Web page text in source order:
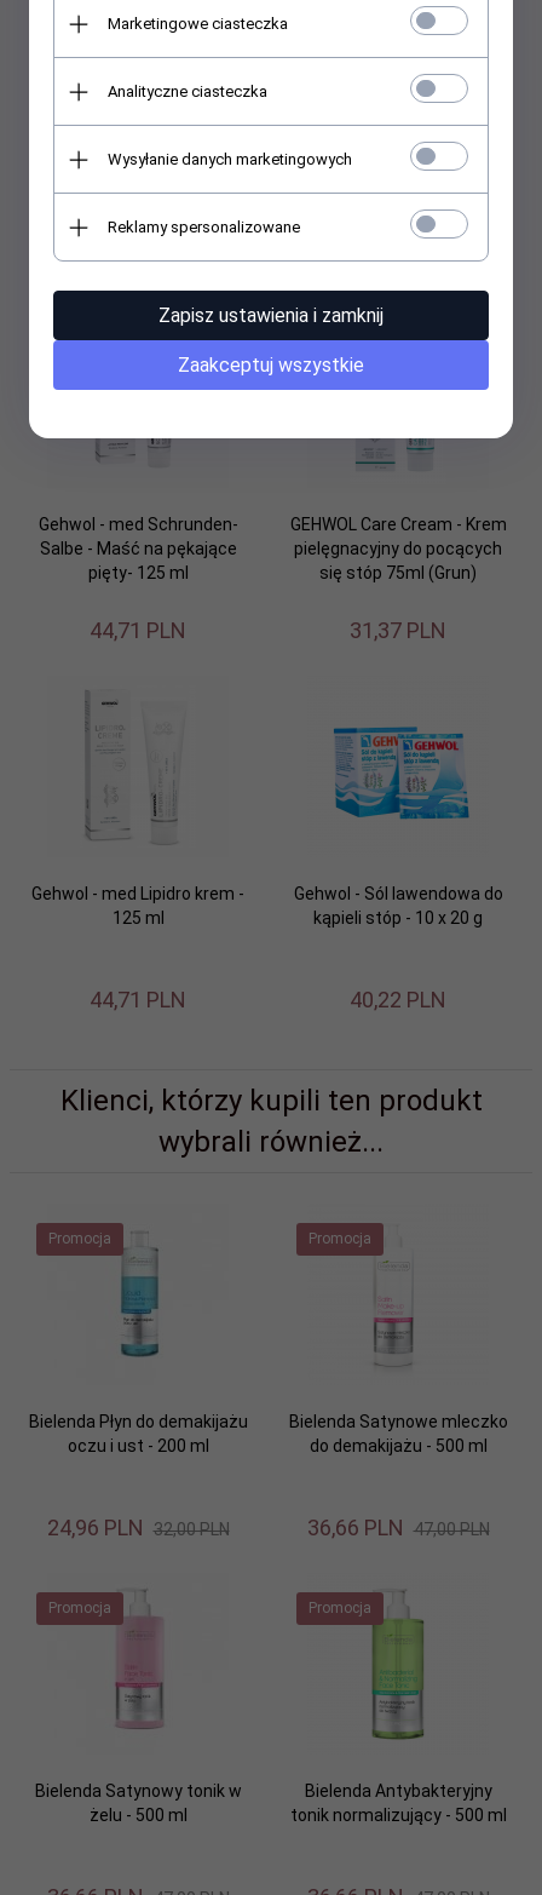
Gehwol - med Schrunden-
34,26PLN
Gehwol Fusskraft Intensive
31,37PLN
Gehwol - med Schrunden-
Salbe - Maść na pękające
pięty- 125 ml
44,71 PLN
GEHWOL Care Cream - Krem
pielęgnacyjny do pocących
się stóp 75ml (Grun)
31,37 PLN
Gehwol - med Lipidro krem -
125 ml
44,71 PLN
Gehwol - Sól lawendowa do
kąpieli stóp - 10 x 20 g
40,22 PLN
Klienci, którzy kupili ten produkt
wybrali również...
Promocja
Bielenda Płyn do demakijażu
oczu i ust - 200 ml
24,96 PLN 32,00 PLN
Promocja
Bielenda Satynowe mleczko
do demakijażu - 500 ml
36,66 PLN 47,00 PLN
Promocja
Bielenda Satynowy tonik w
żelu - 500 ml
Promocja
Bielenda Antybakteryjny
tonik normalizujący - 500 ml
Marketingowe ciasteczka
Analityczne ciasteczka
Wysyłanie danych marketingowych
Reklamy spersonalizowane
Zapisz ustawienia i zamknij
Zaakceptuj wszystkie